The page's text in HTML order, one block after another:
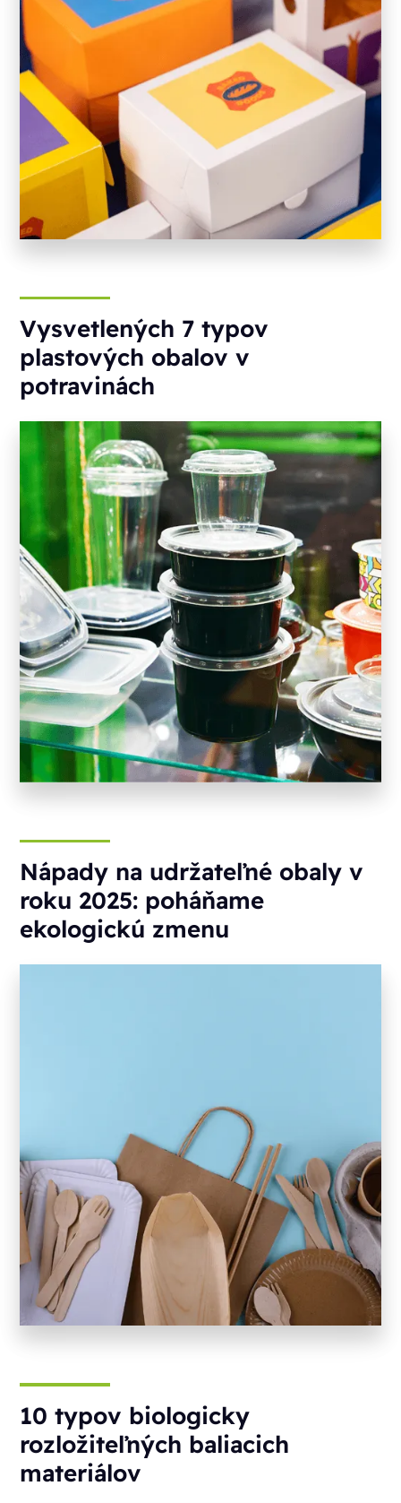
Vysvetlených 7 typov
plastových obalov v
potravinách
Nápady na udržateľné obaly v
roku 2025: poháňame
ekologickú zmenu
10 typov biologicky
rozložiteľných baliacich
materiálov